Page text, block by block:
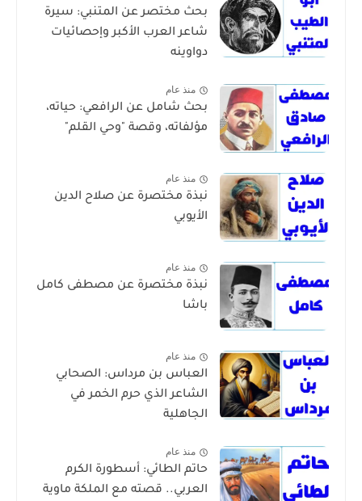
بحث مختصر عن المتنبي: سيرة
شاعر العرب الأكبر وإحصائيات
دواوينه
منذ عام
بحث شامل عن الرافعي: حياته،
مؤلفاته، وقصة "وحي القلم"
منذ عام
نبذة مختصرة عن صلاح الدين
الأيوبي
منذ عام
نبذة مختصرة عن مصطفى كامل
باشا
منذ عام
العباس بن مرداس: الصحابي
الشاعر الذي حرم الخمر في
الجاهلية
منذ عام
حاتم الطائي: أسطورة الكرم
العربي.. قصته مع الملكة ماوية